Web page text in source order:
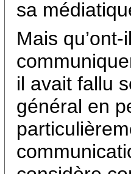
sa
Mais
il avait fallu
général en